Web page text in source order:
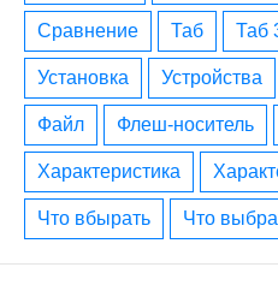
сравнение таб таб
установка устройства
файл флеш-носитель
характеристика
что вбырать что